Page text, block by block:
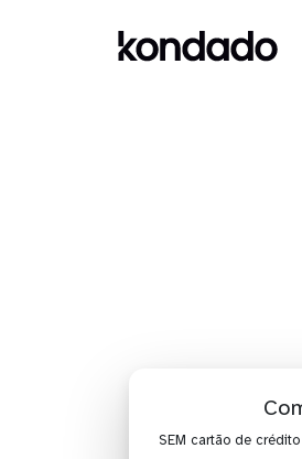
SEM cartão de